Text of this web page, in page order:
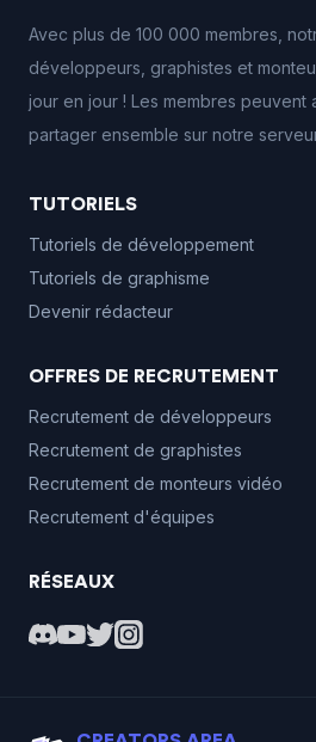
Avec plus de 100 000 membres,
développeurs, graphistes et
jour en jour ! Les membres
partager ensemble sur notre
TUTORIELS
Tutoriels de développement
Tutoriels de graphisme
Devenir rédacteur
OFFRES DE RECRUTEMENT
Recrutement de développeurs
Recrutement de graphistes
Recrutement de monteurs vidéo
Recrutement d'équipes
RÉSEAUX